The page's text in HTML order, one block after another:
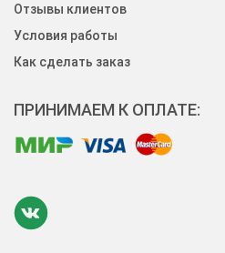
Отзывы клиентов
Условия работы
Как сделать заказ
ПРИНИМАЕМ К ОПЛАТЕ: